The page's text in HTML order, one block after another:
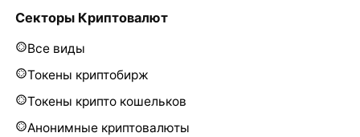
Секторы Криптовалют
Все виды
Токены криптобирж
Токены крипто кошельков
Анонимные криптовалюты